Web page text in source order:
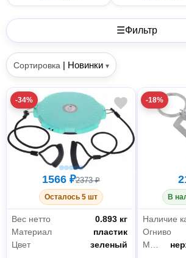
☰Фильтр
Сортировка | Новинки ▾
-34%
1566 ₽2373 ₽
Осталось 5 шт
Вес нетто
0.893 кг
Материал
пластик
Цвет
зеленый
-18%
В
Наличие
Огниво